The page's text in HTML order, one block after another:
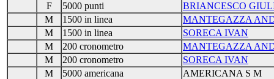
F
5000 punti
BRIANCESCO
M
1500 in linea
MANTEGAZZA
M
1500 in linea
SORECA IVAN
M
200 cronometro
MANTEGAZZA
M
200 cronometro
SORECA IVAN
M
5000 americana
AMERICANA S M